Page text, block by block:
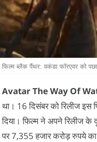
ब्लैक पैंथर: वकंडा फॉरएवर को
Avatar The Way Of
था। 16 दिसंबर को रिलीज
दिया। फिल्म ने अपने रिलीज के
पर 7,355 हजार करोड़ रुपये